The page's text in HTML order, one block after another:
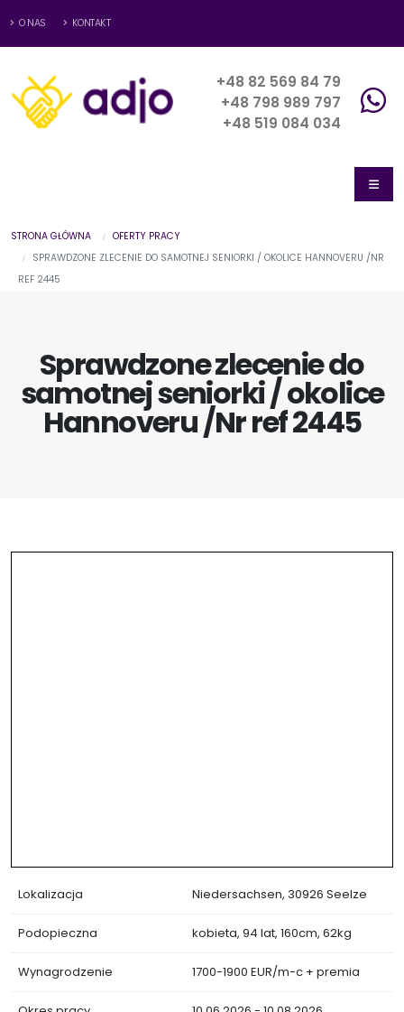
O NAS KONTAKT
+48 82 569 84 79
+48 798 989 797
+48 519 084 034
STRONA GŁÓWNA
OFERTY PRACY
SPRAWDZONE ZLECENIE DO SAMOTNEJ SENIORKI / OKOLICE HANNOVERU /NR
REF 2445
Sprawdzone zlecenie do
samotnej seniorki / okolice
Hannoveru /Nr ref 2445
Lokalizacja Niedersachsen, 30926 Seelze
Podopieczna kobieta, 94 lat, 160cm, 62kg
Wynagrodzenie 1700-1900 EUR/m-c + premia